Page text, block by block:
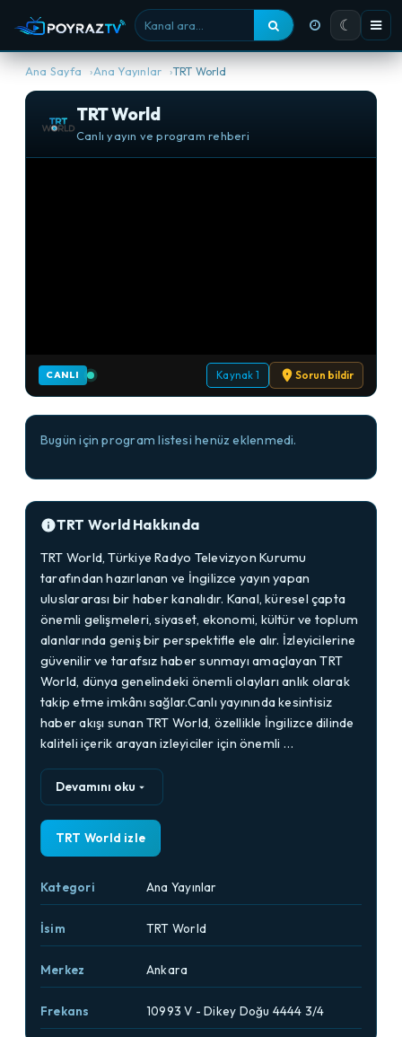
Kanal ara ☾
Ana Sayfa Ana Yayınlar TRT World
TRT World
Canlı yayın ve program rehberi
CANLI Kaynak 1 Sorun bildir
Bugün için program listesi henüz eklenmedi.
TRT World Hakkında
TRT World, Türkiye Radyo Televizyon Kurumu
tarafından hazırlanan ve İngilizce yayın yapan
uluslararası bir haber kanalıdır. Kanal, küresel çapta
önemli gelişmeleri, siyaset, ekonomi, kültür ve toplum
alanlarında geniş bir perspektifle ele alır. İzleyicilerine
güvenilir ve tarafsız haber sunmayı amaçlayan TRT
World, dünya genelindeki önemli olayları anlık olarak
takip etme imkânı sağlar.Canlı yayınında kesintisiz
haber akışı sunan TRT World, özellikle İngilizce dilinde
kaliteli içerik arayan izleyiciler için önemli …
Devamını oku
TRT World izle
Kategori Ana Yayınlar
İsim TRT World
Merkez Ankara
Frekans 10993 V - Dikey Doğu 4444 3/4